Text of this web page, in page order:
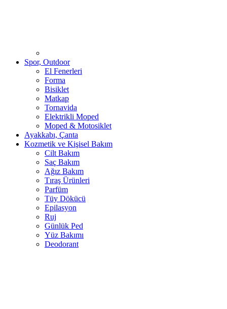
Spor, Outdoor
El Fenerleri
Forma
Bisiklet
Matkap
Tornavida
Elektrikli Moped
Moped & Motosiklet
Ayakkabı, Çanta
Kozmetik ve Kişisel Bakım
Cilt Bakım
Saç Bakım
Ağız Bakım
Tıraş Ürünleri
Parfüm
Tüy Dökücü
Epilasyon
Ruj
Günlük Ped
Yüz Bakımı
Deodorant